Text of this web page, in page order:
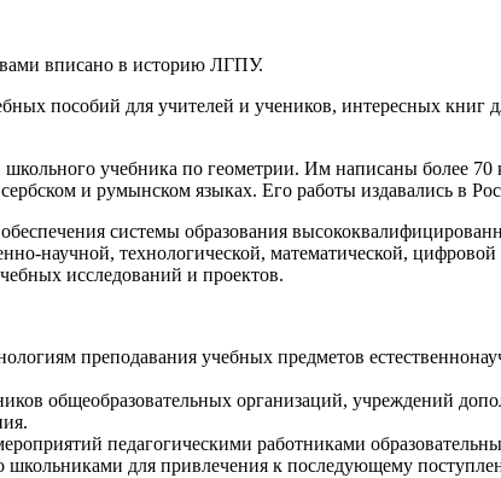
вписано в историю ЛГПУ.
пособий для учителей и учеников, интересных книг
учебника по геометрии. Им написаны более 70
и румынском языках. Его работы издавались в
обеспечения системы образования
научной, технологической, математической,
исследований и проектов.
преподавания учебных предметов
общеобразовательных организаций, учреждений
педагогическими работниками
школьниками для привлечения к последующему